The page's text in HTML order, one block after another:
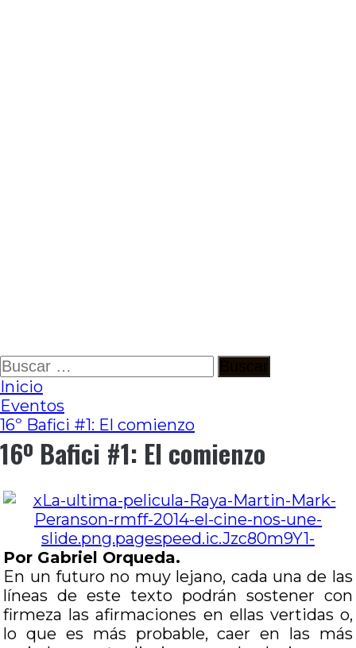
Ir
al
contenido
Buscar:
Inicio
Eventos
16º Bafici #1: El comienzo
16º Bafici #1: El comienzo
Por Gabriel Orqueda.
En un futuro no muy lejano, cada una de las
líneas de este texto podrán sostener con
firmeza las afirmaciones en ellas vertidas o,
lo que es más probable, caer en las más